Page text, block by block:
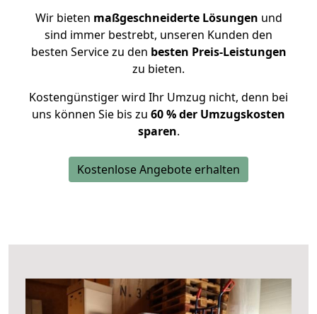
Wir bieten maßgeschneiderte Lösungen und
sind immer bestrebt, unseren Kunden den
besten Service zu den besten Preis-Leistungen
zu bieten.
Kostengünstiger wird Ihr Umzug nicht, denn bei
uns können Sie bis zu 60 % der Umzugskosten
sparen.
Kostenlose Angebote erhalten